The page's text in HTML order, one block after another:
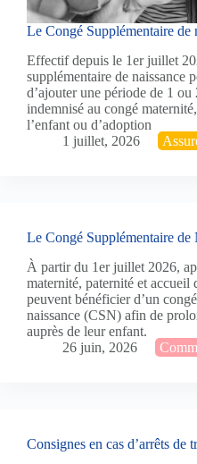
Le Congé Supplémentaire de
Effectif depuis le 1er juillet
supplémentaire de naissance
d’ajouter une période de 1 ou
indemnisé au congé
l’enfant ou d’adoption
1 juillet, 2026
Le Congé Supplémentaire de
À partir du 1er juillet 2026,
maternité, paternité et accueil
peuvent bénéficier d’un
naissance (CSN) afin de
auprès de leur enfant.
26 juin, 2026
Consignes en cas d’arrêts de